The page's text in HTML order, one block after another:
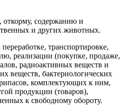
содержанию и
и других животных.
транспортировке,
реализации (покупке, продаже,
радиоактивных веществ и
веществ, бактериологических
комплектующих к ним,
продукции (товаров),
к свободному обороту.